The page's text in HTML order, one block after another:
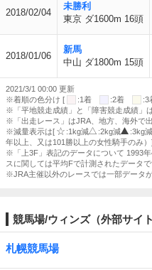
2018/02/04
未勝利
東京 ダ1600m 16頭
2018/01/06
新馬
中山 ダ1800m 15頭
2021/3/1 00:00 更新
※着順の色分け [
:1着 :2着
:3
※「平地競走成績」と「障害競走成績」
※「出走レース」はJRA、地方、海外で
※減量表示は[
:1kg減 :2kg減 :3kg減
年以上、又は101勝以上の女性騎手のみ）]
※「上3F」表記のデータについて 1993
スに関しては平均Fで計測されたデータで
※JRA主催以外のレースでは一部データ
競馬場/ウィンズ（外部サイト
札幌競馬場